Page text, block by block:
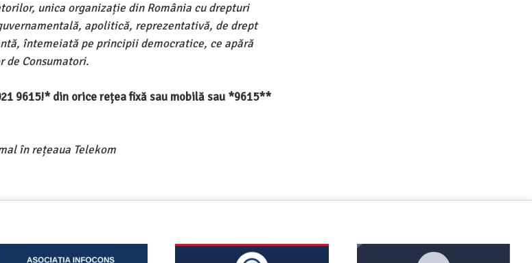
unica organizație din România cu drepturi
apolitică, reprezentativă, de drept
întemeiată pe principii democratice, ce apără
Consumatori.
9615!* din orice rețea fixă sau mobilă sau *9615**
în rețeaua Telekom